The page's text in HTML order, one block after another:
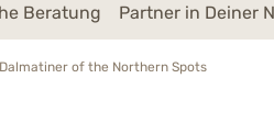
Beratung Partner in Deiner
Dalmatiner of the Northern Spots